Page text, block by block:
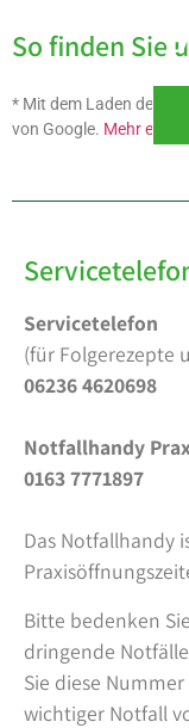
So finden Sie
* Mit dem Laden der
von Google. Mehr
Servicetelefon
(für Folgerezepte
06236 4620698
Notfallhandy
0163 7771897
Das Notfallhandy
Bitte bedenken
dringende
Sie diese
wichtiger Notfall